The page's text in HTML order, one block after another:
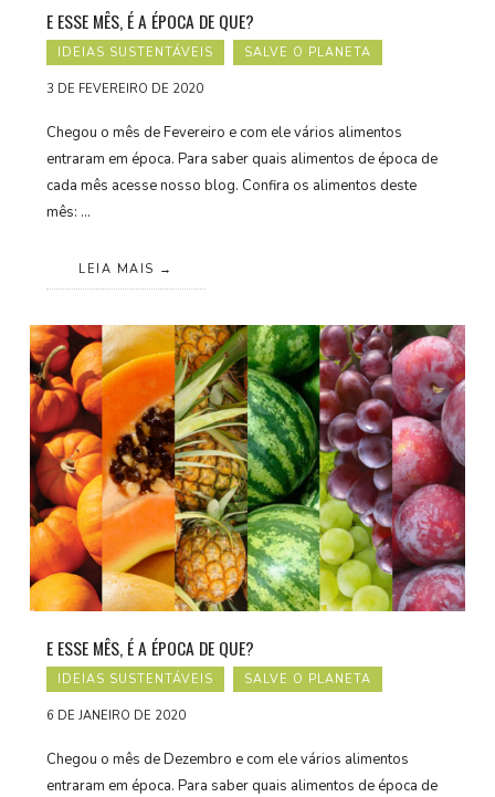
E ESSE MÊS, É A ÉPOCA DE QUE?
IDEIAS SUSTENTÁVEIS SALVE O PLANETA
3 DE FEVEREIRO DE 2020
Chegou o mês de Fevereiro e com ele vários alimentos
entraram em época. Para saber quais alimentos de época de
cada mês acesse nosso blog. Confira os alimentos deste
mês: …
LEIA MAIS
E ESSE MÊS, É A ÉPOCA DE QUE?
IDEIAS SUSTENTÁVEIS SALVE O PLANETA
6 DE JANEIRO DE 2020
Chegou o mês de Dezembro e com ele vários alimentos
entraram em época. Para saber quais alimentos de época de